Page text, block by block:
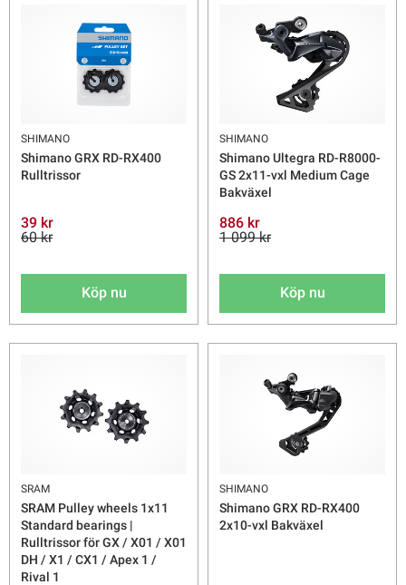
SHIMANO
Shimano GRX RD-RX400
Rulltrissor
39 kr
60 kr
Köp nu
SHIMANO
Shimano Ultegra RD-R8000-
GS 2x11-vxl Medium Cage
Bakväxel
886 kr
1 099 kr
Köp nu
SRAM
SRAM Pulley wheels 1x11
Standard bearings |
Rulltrissor för GX / X01 / X01
DH / X1 / CX1 / Apex 1 /
Rival 1
SHIMANO
Shimano GRX RD-RX400
2x10-vxl Bakväxel